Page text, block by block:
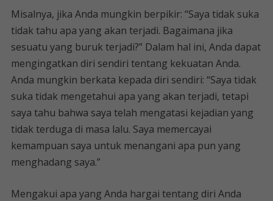
Misalnya, jika Anda mungkin berpikir: “Saya tidak suka
tidak tahu apa yang akan terjadi. Bagaimana jika
sesuatu yang buruk terjadi?” Dalam hal ini, Anda dapat
mengingatkan diri sendiri tentang kekuatan Anda.
Anda mungkin berkata kepada diri sendiri: “Saya tidak
suka tidak mengetahui apa yang akan terjadi, tetapi
saya tahu bahwa saya telah mengatasi kejadian yang
tidak terduga di masa lalu. Saya memercayai
kemampuan saya untuk menangani apa pun yang
menghadang saya.”
Mengakui apa yang Anda hargai tentang diri Anda